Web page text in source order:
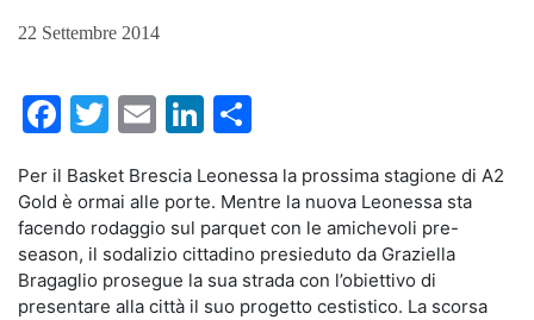
22 Settembre 2014
Facebook
Twitter
EmailLinkedIn
Per il Basket Brescia Leonessa la prossima stagione di A2
Gold è ormai alle porte. Mentre la nuova Leonessa sta
facendo rodaggio sul parquet con le amichevoli pre-
season, il sodalizio cittadino presieduto da Graziella
Bragaglio prosegue la sua strada con l’obiettivo di
presentare alla città il suo progetto cestistico. La scorsa